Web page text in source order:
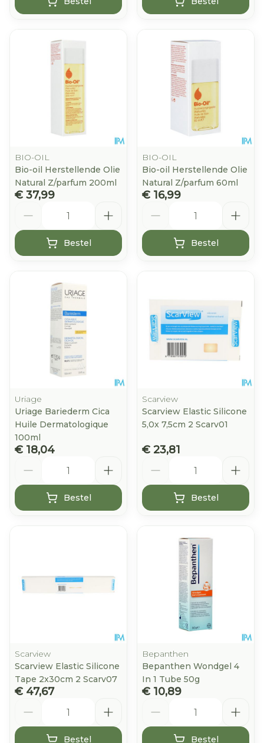
BIO-OIL
Bio-oil Herstellende Olie
Natural Z/parfum 200ml
€ 37,99
Bestel
BIO-OIL
Bio-oil Herstellende Olie
Natural Z/parfum 60ml
€ 16,99
Bestel
Uriage
Uriage Bariederm Cica
Huile Dermatologique
100ml
€ 18,04
Bestel
Scarview
Scarview Elastic Silicone
5,0x 7,5cm 2 Scarv01
€ 23,81
Bestel
Scarview
Scarview Elastic Silicone
Tape 2x30cm 2 Scarv07
€ 47,67
Bestel
Bepanthen
Bepanthen Wondgel 4
In 1 Tube 50g
€ 10,89
Bestel